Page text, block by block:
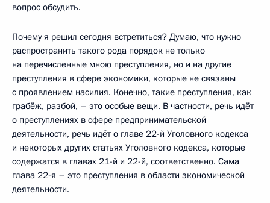
вопрос обсудить.
Почему я решил сегодня встретиться? Думаю, что нужно
распространить такого рода порядок не только
на перечисленные мною преступления, но и на другие
преступления в сфере экономики, которые не связаны
с проявлением насилия. Конечно, такие преступления, как
грабёж, разбой, – это особые вещи. В частности, речь идёт
о преступлениях в сфере предпринимательской
деятельности, речь идёт о главе 22-й Уголовного кодекса
и некоторых других статьях Уголовного кодекса, которые
содержатся в главах 21-й и 22-й, соответственно. Сама
глава 22-я – это преступления в области экономической
деятельности.